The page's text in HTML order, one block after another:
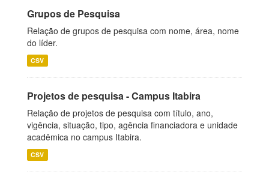
Grupos de Pesquisa
Relação de grupos de pesquisa com nome, área, nome
do líder.
CSV
Projetos de pesquisa - Campus Itabira
Relação de projetos de pesquisa com título, ano,
vigência, situação, tipo, agência financiadora e unidade
acadêmica no campus Itabira.
CSV